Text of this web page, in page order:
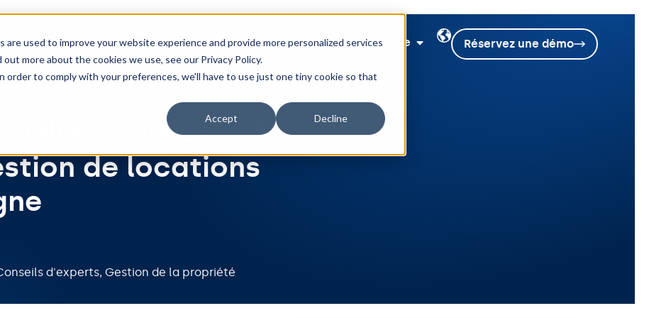
used to improve your website experience and provide more personalized services
more about the cookies we use, see our Privacy Policy.
to comply with your preferences, we'll have to use just one tiny cookie so that
Accept Decline
Intégrations Tarifs Ressources Entreprise Réservez une démo
vous avez besoin
de locations
d'experts, Gestion de la propriété